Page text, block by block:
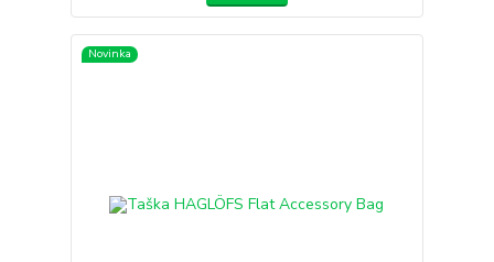
Novinka